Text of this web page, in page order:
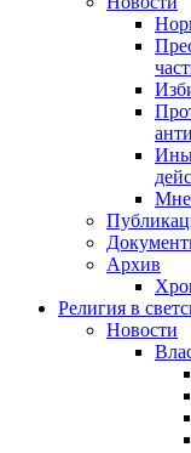
Архив
Религия в
Новости